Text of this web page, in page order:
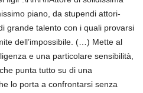
piano, da stupendi attori-
grande talento con i quali provarsi
dell’impossibile. (…) Mette al
e una particolare sensibilità,
punta tutto su di una
lo porta a confrontarsi senza